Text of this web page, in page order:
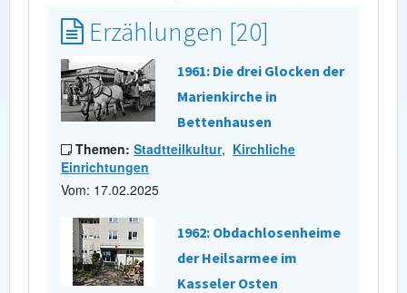
Erzählungen [20]
1961: Die drei Glocken der
Marienkirche in
Bettenhausen
Themen: Stadtteilkultur, Kirchliche
Einrichtungen
Vom: 17.02.2025
1962: Obdachlosenheime
der Heilsarmee im
Kasseler Osten